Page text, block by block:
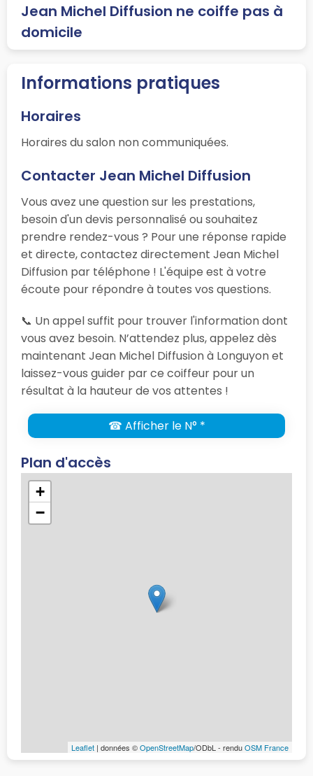
Jean Michel Diffusion ne coiffe pas à
domicile
Informations pratiques
Horaires
Horaires du salon non communiquées.
Contacter Jean Michel Diffusion
Vous avez une question sur les prestations,
besoin d'un devis personnalisé ou souhaitez
prendre rendez-vous ? Pour une réponse rapide
et directe, contactez directement Jean Michel
Diffusion par téléphone ! L'équipe est à votre
écoute pour répondre à toutes vos questions.
📞 Un appel suffit pour trouver l'information dont
vous avez besoin. N’attendez plus, appelez dès
maintenant Jean Michel Diffusion à Longuyon et
laissez-vous guider par ce coiffeur pour un
résultat à la hauteur de vos attentes !
☎ Afficher le N° *
Plan d'accès
+
−
Leaflet | données ©OpenStreetMap/ODbL - renduOSM France